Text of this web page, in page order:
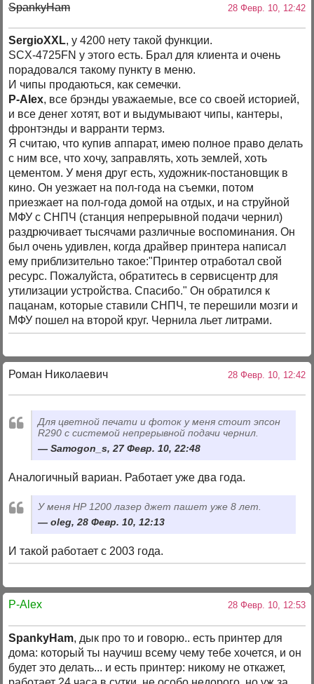
SpankyHam 28 Февр. 10, 12:42
SergioXXL, у 4200 нету такой функции.
SCX-4725FN у этого есть. Брал для клиента и очень
порадовался такому пункту в меню.
И чипы продаються, как семечки.
P-Alex, все брэнды уважаемые, все со своей историей,
и все денег хотят, вот и выдумывают чипы, кантеры,
фронтэнды и варранти термз.
Я считаю, что купив аппарат, имею полное право делать
с ним все, что хочу, заправлять, хоть землей, хоть
цементом. У меня друг есть, художник-постановщик в
кино. Он уезжает на пол-года на съемки, потом
приезжает на пол-года домой на отдых, и на струйной
МФУ с СНПЧ (станция непрерывной подачи чернил)
раздрючивает тысячами различные воспоминания. Он
был очень удивлен, когда драйвер принтера написал
ему приблизительно такое:"Принтер отработал свой
ресурс. Пожалуйста, обратитесь в сервисцентр для
утилизации устройства. Спасибо." Он обратился к
пацанам, которые ставили СНПЧ, те перешили мозги и
МФУ пошел на второй круг. Чернила льет литрами.
Роман Николаевич 28 Февр. 10, 12:42
Для цветной печати и фоток у меня стоит эпсон
R290 с системой непрерывной подачи чернил.
Samogon_s, 27 Февр. 10, 22:48
Аналогичный вариан. Работает уже два года.
У меня НР 1200 лазер джет пашет уже 8 лет.
oleg, 28 Февр. 10, 12:13
И такой работает с 2003 года.
P-Alex 28 Февр. 10, 12:53
SpankyHam, дык про то и говорю.. есть принтер для
дома: который ты научиш всему чему тебе хочется, и он
будет это делать... и есть принтер: никому не откажет,